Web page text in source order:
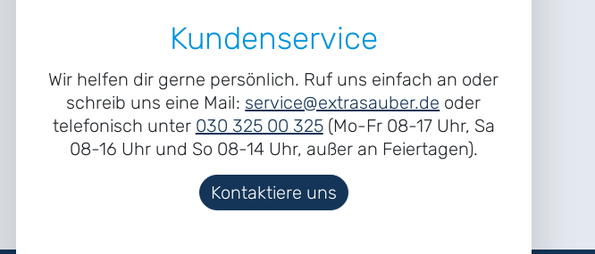
Kundenservice
Wir helfen dir gerne persönlich. Ruf uns einfach an oder
schreib uns eine Mail: service@extrasauber.de oder
telefonisch unter 030 325 00 325(Mo-Fr 08-17 Uhr, Sa
08-16 Uhr und So 08-14 Uhr, außer an Feiertagen).
Kontaktiere uns